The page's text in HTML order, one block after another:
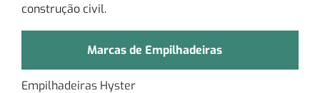
construção civil.
Marcas de Empilhadeiras
Empilhadeiras Hyster